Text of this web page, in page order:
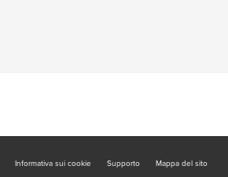
Informativa sui cookie Supporto Mappa del sito